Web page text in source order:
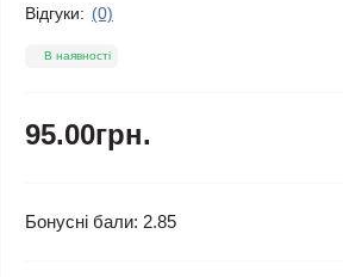
Відгуки: (0)
В наявності
95.00грн.
Бонусні бали: 2.85